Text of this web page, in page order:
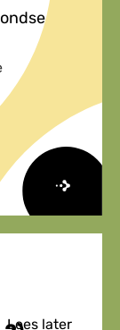
Lees later